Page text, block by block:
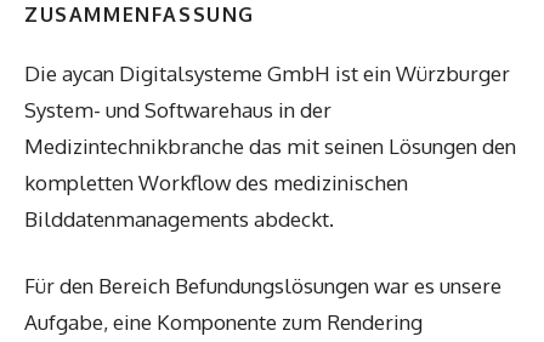
ZUSAMMENFASSUNG
Die aycan Digitalsysteme GmbH ist ein Würzburger
System- und Softwarehaus in der
Medizintechnikbranche das mit seinen Lösungen den
kompletten Workflow des medizinischen
Bilddatenmanagements abdeckt.
Für den Bereich Befundungslösungen war es unsere
Aufgabe, eine Komponente zum Rendering